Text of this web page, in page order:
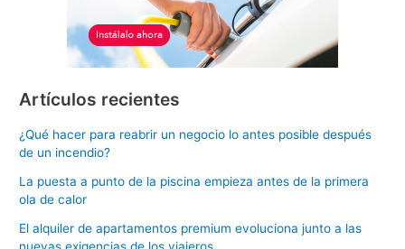
Artículos recientes
¿Qué hacer para reabrir un negocio lo antes posible después
de un incendio?
La puesta a punto de la piscina empieza antes de la primera
ola de calor
El alquiler de apartamentos premium evoluciona junto a las